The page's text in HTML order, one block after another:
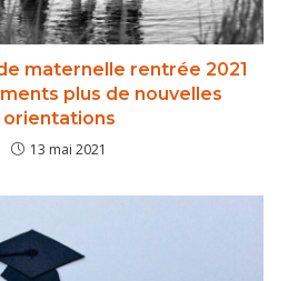
maternelle rentrée 2021
plus de nouvelles
orientations
13 mai 2021